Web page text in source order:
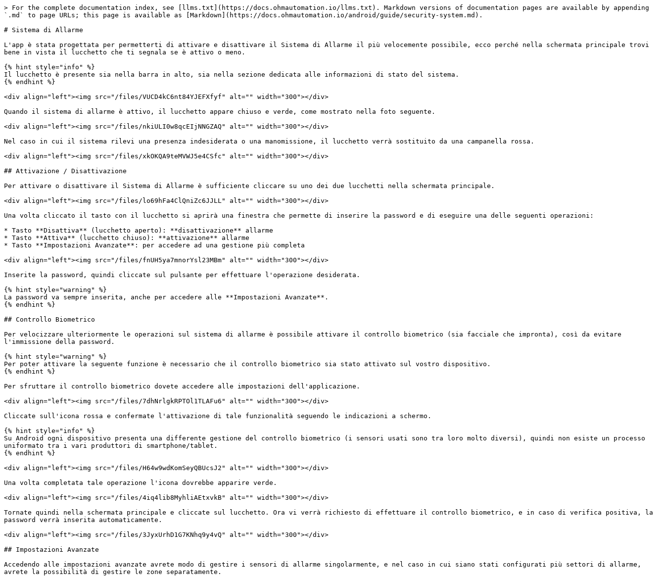
> For the complete documentation index, see [llms.txt](https://docs.ohmautomation.io/llms.txt). Markdown versions of documentation pages are available by appending
`.md` to page URLs; this page is available as [Markdown](https://docs.ohmautomation.io/android/guide/security-system.md).
# Sistema di Allarme
L'app è stata progettata per permetterti di attivare e disattivare il Sistema di Allarme il più velocemente possibile, ecco perché nella schermata principale trovi
bene in vista il lucchetto che ti segnala se è attivo o meno.
{% hint style="info" %}
Il lucchetto è presente sia nella barra in alto, sia nella sezione dedicata alle informazioni di stato del sistema.
{% endhint %}
<div align="left"><img src="/files/VUCD4kC6nt84YJEFXfyf" alt="" width="300"></div>
Quando il sistema di allarme è attivo, il lucchetto appare chiuso e verde, come mostrato nella foto seguente.
<div align="left"><img src="/files/nkiULI0w8qcEIjNNGZAQ" alt="" width="300"></div>
Nel caso in cui il sistema rilevi una presenza indesiderata o una manomissione, il lucchetto verrà sostituito da una campanella rossa.
<div align="left"><img src="/files/xkOKQA9teMVWJ5e4CSfc" alt="" width="300"></div>
## Attivazione / Disattivazione
Per attivare o disattivare il Sistema di Allarme è sufficiente cliccare su uno dei due lucchetti nella schermata principale.
<div align="left"><img src="/files/lo69hFa4ClQniZc6JJLL" alt="" width="300"></div>
Una volta cliccato il tasto con il lucchetto si aprirà una finestra che permette di inserire la password e di eseguire una delle seguenti operazioni:
* Tasto **Disattiva** (lucchetto aperto): **disattivazione** allarme
* Tasto **Attiva** (lucchetto chiuso): **attivazione** allarme
* Tasto **Impostazioni Avanzate**: per accedere ad una gestione più completa
<div align="left"><img src="/files/fnUH5ya7mnorYsl23MBm" alt="" width="300"></div>
Inserite la password, quindi cliccate sul pulsante per effettuare l'operazione desiderata.
{% hint style="warning" %}
La password va sempre inserita, anche per accedere alle **Impostazioni Avanzate**.
{% endhint %}
## Controllo Biometrico
Per velocizzare ulteriormente le operazioni sul sistema di allarme è possibile attivare il controllo biometrico (sia facciale che impronta), così da evitare
l'immissione della password.
{% hint style="warning" %}
Per poter attivare la seguente funzione è necessario che il controllo biometrico sia stato attivato sul vostro dispositivo.
{% endhint %}
Per sfruttare il controllo biometrico dovete accedere alle impostazioni dell'applicazione.
<div align="left"><img src="/files/7dhNrlgkRPTOl1TLAFu6" alt="" width="300"></div>
Cliccate sull'icona rossa e confermate l'attivazione di tale funzionalità seguendo le indicazioni a schermo.
{% hint style="info" %}
Su Android ogni dispositivo presenta una differente gestione del controllo biometrico (i sensori usati sono tra loro molto diversi), quindi non esiste un processo
uniformato tra i vari produttori di smartphone/tablet.
{% endhint %}
<div align="left"><img src="/files/H64w9wdKomSeyQBUcsJ2" alt="" width="300"></div>
Una volta completata tale operazione l'icona dovrebbe apparire verde.
<div align="left"><img src="/files/4iq4lib8MyhliAEtxvkB" alt="" width="300"></div>
Tornate quindi nella schermata principale e cliccate sul lucchetto. Ora vi verrà richiesto di effettuare il controllo biometrico, e in caso di verifica positiva, la
password verrà inserita automaticamente.
<div align="left"><img src="/files/3JyxUrhD1G7KNhq9y4vQ" alt="" width="300"></div>
## Impostazioni Avanzate
Accedendo alle impostazioni avanzate avrete modo di gestire i sensori di allarme singolarmente, e nel caso in cui siano stati configurati più settori di allarme,
avrete la possibilità di gestire le zone separatamente.